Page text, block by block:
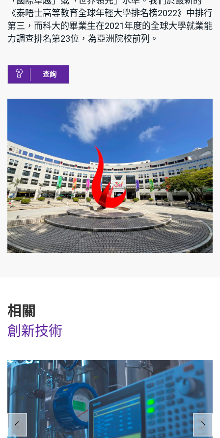
《泰晤士高等教育全球年輕大學排名榜2022》中排行
第三，而科大的畢業生在2021年度的全球大學就業能
力調查排名第23位，為亞洲院校前列。
查詢
相關
創新技術